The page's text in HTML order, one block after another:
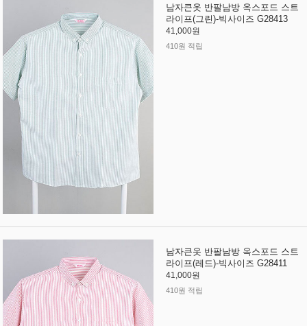
남자큰옷 반팔남방 옥스포드 스트
라이프(그린)-빅사이즈 G28413
41,000원
410원 적립
남자큰옷 반팔남방 옥스포드 스트
라이프(레드)-빅사이즈 G28411
41,000원
410원 적립